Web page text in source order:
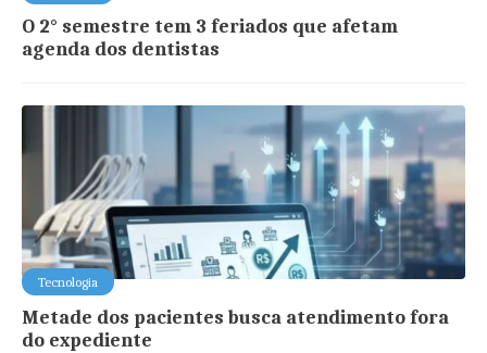
O 2° semestre tem 3 feriados que afetam
agenda dos dentistas
Tecnologia
Metade dos pacientes busca atendimento fora
do expediente